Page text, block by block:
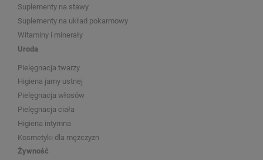
Suplementy na stawy
Suplementy na układ pokarmowy
Witaminy i minerały
Uroda
Pielęgnacja twarzy
Higiena jamy ustnej
Pielęgnacja włosów
Pielęgnacja ciała
Higiena intymna
Kosmetyki dla mężczyzn
Żywność